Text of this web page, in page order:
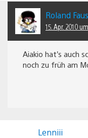
Roland
15. Apr. 2010
Aiakio hat’s
noch zu früh am
Lenniii